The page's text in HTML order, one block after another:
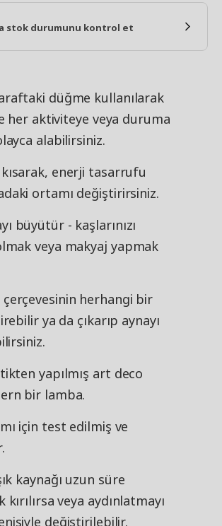
stok durumunu kontrol et
düğme kullanılarak
her aktiviteye veya duruma
alabilirsiniz.
kısarak, enerji tasarrufu
ortamı değiştirirsiniz.
büyütür - kaşlarınızı
veya makyaj yapmak
çerçevesinin herhangi bir
ya da çıkarıp aynayı
yapılmış art deco
bir lamba.
için test edilmiş ve
kaynağı uzun süre
kırılırsa veya aydınlatmayı
değiştirilebilir.